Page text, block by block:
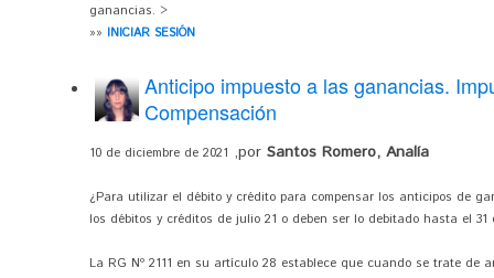
ganancias. >
»» INICIAR SESIÓN
Anticipo impuesto a las ganancias.
Compensación
10 de diciembre de 2021 ,por Santos Romero, Analía
¿Para utilizar el débito y crédito para compensar los anticipos de
los débitos y créditos de julio 21 o deben ser lo debitado hasta el 31
La RG Nº 2111 en su artículo 28 establece que cuando se trate de